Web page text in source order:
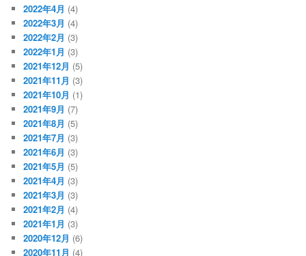
2022年4月 (4)
2022年3月 (4)
2022年2月 (3)
2022年1月 (3)
2021年12月 (5)
2021年11月 (3)
2021年10月 (1)
2021年9月 (7)
2021年8月 (5)
2021年7月 (3)
2021年6月 (3)
2021年5月 (5)
2021年4月 (3)
2021年3月 (3)
2021年2月 (4)
2021年1月 (3)
2020年12月 (6)
2020年11月 (4)